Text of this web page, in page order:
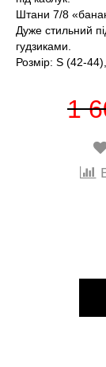
Штани 7/8
Дуже стильний
гудзиками.
Розмір: S (42-
1